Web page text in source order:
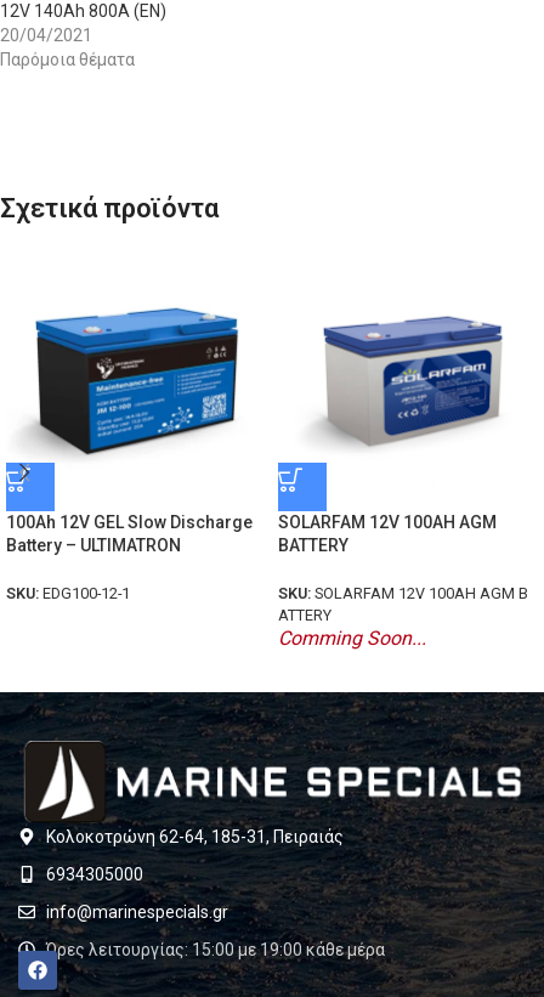
12V 140Ah 800A (EN)
20/04/2021
Παρόμοια θέματα
Σχετικά προϊόντα
100Ah 12V GEL Slow Discharge
Battery – ULTIMATRON
SKU: EDG100-12-1
SOLARFAM 12V 100AH AGM
BATTERY
SKU: SOLARFAM 12V 100AH AGM B
ATTERY
Comming Soon...
Κολοκοτρώνη 62-64, 185-31, Πειραιάς
6934305000
info@marinespecials.gr
Ώρες λειτουργίας: 15:00 με 19:00 κάθε μέρα